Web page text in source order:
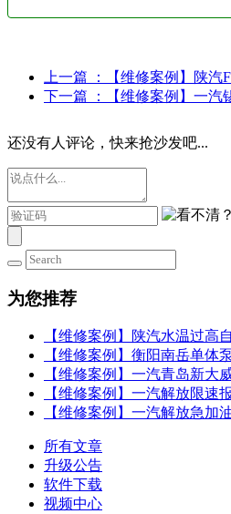
上一篇
：【维修案例】陕汽
下一篇
：【维修案例】一
还没有人评论，快来抢沙发吧...
为您推荐
【维修案例】陕汽水温过高
【维修案例】衡阳南岳单体
【维修案例】一汽青岛新大
【维修案例】一汽解放限速
【维修案例】一汽解放急加
所有文章
升级公告
软件下载
视频中心